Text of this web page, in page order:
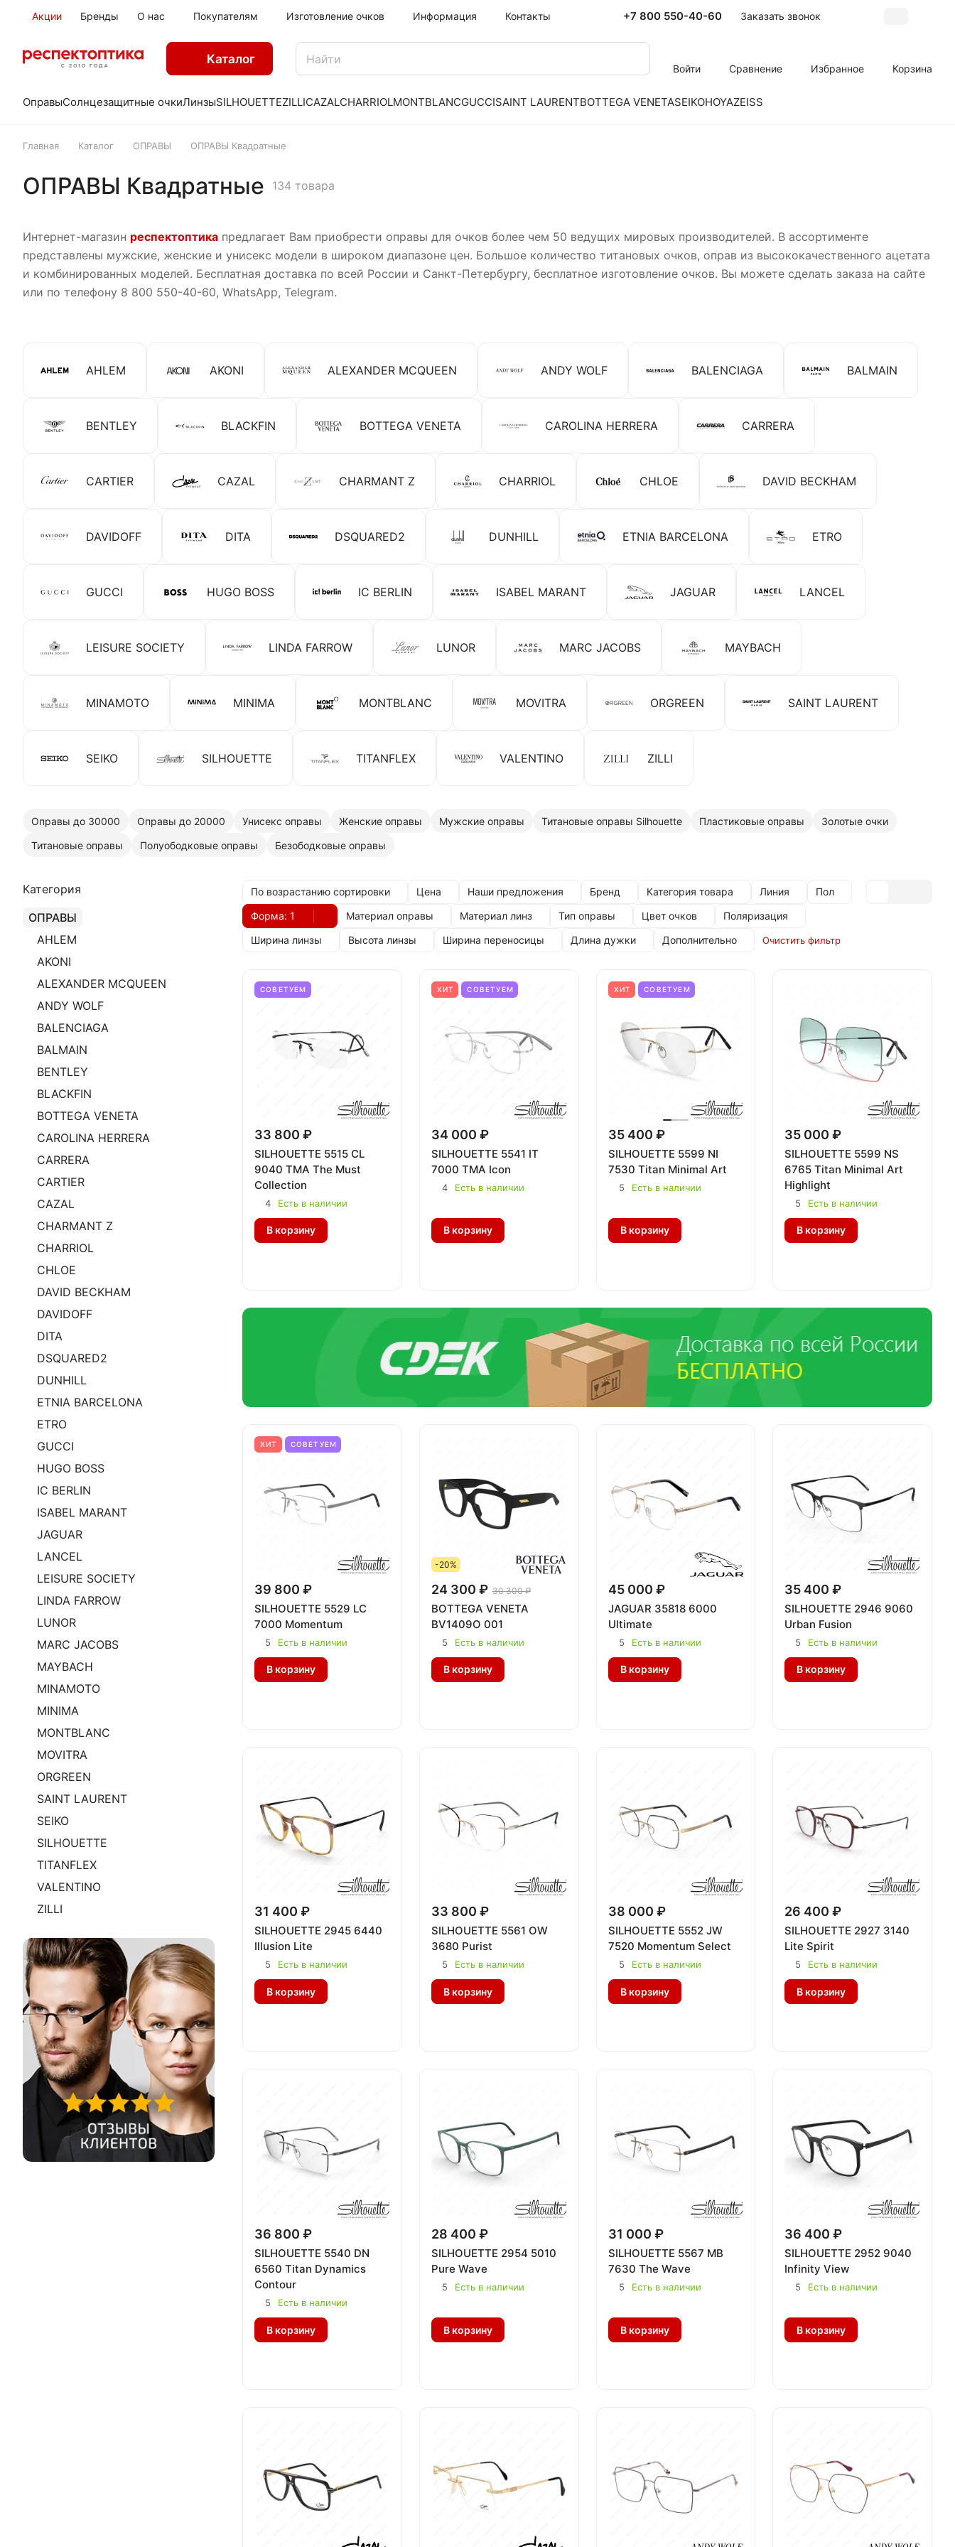
Акции Бренды О нас Покупателям Изготовление очков Информация Контакты +7 800 550-40-60 Заказать звонок
Каталог
Войти Сравнение Избранное Корзина
ОправыСолнцезащитные очкиЛинзыSILHOUETTEZILLICAZALCHARRIOLMONTBLANCGUCCISAINT LAURENTBOTTEGA VENETASEIKOHOYAZEISS
Главная Каталог ОПРАВЫ ОПРАВЫ Квадратные
ОПРАВЫ Квадратные 134 товара
Интернет-магазин респектоптика предлагает Вам приобрести оправы для очков более чем 50 ведущих мировых производителей. В ассортименте
представлены мужские, женские и унисекс модели в широком диапазоне цен. Большое количество титановых очков, оправ из высококачественного ацетата
и комбинированных моделей. Бесплатная доставка по всей России и Санкт-Петербургу, бесплатное изготовление очков. Вы можете сделать заказа на сайте
или по телефону 8 800 550-40-60, WhatsApp, Telegram.
AHLEM AKONI ALEXANDER MCQUEEN ANDY WOLF BALENCIAGA BALMAIN
BENTLEY BLACKFIN BOTTEGA VENETA CAROLINA HERRERA CARRERA
CARTIER CAZAL CHARMANT Z CHARRIOL CHLOE DAVID BECKHAM
DAVIDOFF DITA DSQUARED2 DUNHILL ETNIA BARCELONA ETRO
GUCCI HUGO BOSS IC BERLIN ISABEL MARANT JAGUAR LANCEL
LEISURE SOCIETY LINDA FARROW LUNOR MARC JACOBS MAYBACH
MINAMOTO MINIMA MONTBLANC MOVITRA ORGREEN SAINT LAURENT
SEIKO SILHOUETTE TITANFLEX VALENTINO ZILLI
Оправы до 30000 Оправы до 20000 Унисекс оправы Женские оправы Мужские оправы Титановые оправы Silhouette Пластиковые оправы
Золотые очки
Титановые оправы
Полуободковые оправы Безободковые оправы
По возрастанию сортировки Цена Наши предложения Бренд Категория товара Линия
Пол
Форма: 1 Материал оправы Материал линз Тип оправы Цвет очков
Поляризация
Ширина линзы
Высота линзы Ширина переносицы Длина дужки Дополнительно Очистить фильтр
СОВЕТУЕМ
33 800 ₽
SILHOUETTE 5515 CL
9040 TMA The Must
Collection
4 Есть в наличии
В корзину
ХИТ СОВЕТУЕМ
34 000 ₽
SILHOUETTE 5541 IT
7000 TMA Icon
4 Есть в наличии
В корзину
ХИТ СОВЕТУЕМ
35 400 ₽
SILHOUETTE 5599 NI
7530 Titan Minimal Art
5 Есть в наличии
В корзину
35 000 ₽
SILHOUETTE 5599 NS
6765 Titan Minimal Art
Highlight
5 Есть в наличии
В корзину
ХИТ СОВЕТУЕМ
39 800 ₽
SILHOUETTE 5529 LC
7000 Momentum
5 Есть в наличии
В корзину
-20%
24 300 ₽ 30 300 ₽
BOTTEGA VENETA
BV1409O 001
5 Есть в наличии
В корзину
45 000 ₽
JAGUAR 35818 6000
Ultimate
5 Есть в наличии
В корзину
35 400 ₽
SILHOUETTE 2946 9060
Urban Fusion
5 Есть в наличии
В корзину
31 400 ₽
SILHOUETTE 2945 6440
Illusion Lite
5 Есть в наличии
В корзину
33 800 ₽
SILHOUETTE 5561 OW
3680 Purist
5 Есть в наличии
В корзину
38 000 ₽
SILHOUETTE 5552 JW
7520 Momentum Select
5 Есть в наличии
В корзину
26 400 ₽
SILHOUETTE 2927 3140
Lite Spirit
5 Есть в наличии
В корзину
36 800 ₽
SILHOUETTE 5540 DN
6560 Titan Dynamics
Contour
5 Есть в наличии
В корзину
28 400 ₽
SILHOUETTE 2954 5010
Pure Wave
5 Есть в наличии
В корзину
31 000 ₽
SILHOUETTE 5567 MB
7630 The Wave
5 Есть в наличии
В корзину
36 400 ₽
SILHOUETTE 2952 9040
Infinity View
5 Есть в наличии
В корзину
Категория
ОПРАВЫ
AHLEM
AKONI
ALEXANDER MCQUEEN
ANDY WOLF
BALENCIAGA
BALMAIN
BENTLEY
BLACKFIN
BOTTEGA VENETA
CAROLINA HERRERA
CARRERA
CARTIER
CAZAL
CHARMANT Z
CHARRIOL
CHLOE
DAVID BECKHAM
DAVIDOFF
DITA
DSQUARED2
DUNHILL
ETNIA BARCELONA
ETRO
GUCCI
HUGO BOSS
IC BERLIN
ISABEL MARANT
JAGUAR
LANCEL
LEISURE SOCIETY
LINDA FARROW
LUNOR
MARC JACOBS
MAYBACH
MINAMOTO
MINIMA
MONTBLANC
MOVITRA
ORGREEN
SAINT LAURENT
SEIKO
SILHOUETTE
TITANFLEX
VALENTINO
ZILLI